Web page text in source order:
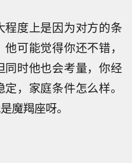
度上是因为对方的条
可能觉得你还不错，
时他也会考量，你经
，家庭条件怎么样。
魔羯座呀。